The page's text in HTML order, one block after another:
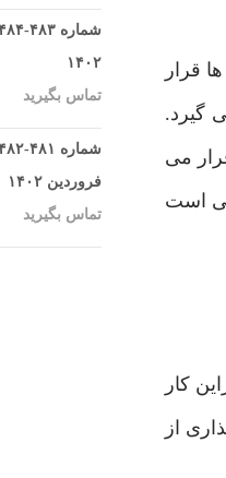
قرار
گیرد.
می
است
کار
از
۱۴۰۲
تماس بگیرید
فروردین ۱۴۰۲
تماس بگیرید